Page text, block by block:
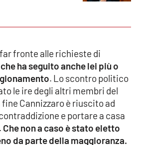
fronte alle richieste di
ha seguito anche lei più o
. Lo scontro politico
le ire degli altri membri del
Cannizzaro è riuscito ad
e portare a casa
Che non a caso è stato eletto
da parte della maggioranza.